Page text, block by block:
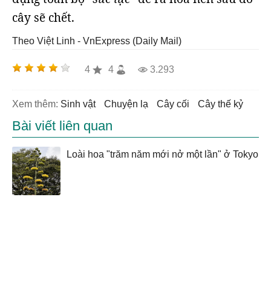
cây sẽ chết.
Theo Việt Linh - VnExpress (Daily Mail)
4 4 3.293
Xem thêm: sinh vật chuyện lạ cây cối cây thế kỷ
Bài viết liên quan
Loài hoa "trăm năm mới nở một lần" ở Tokyo